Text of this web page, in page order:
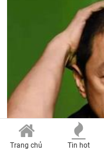
Trang chủ Tin hot